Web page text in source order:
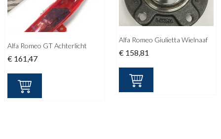
Alfa Romeo GT Achterlicht
€ 161,47
Alfa Romeo Giulietta Wielnaaf
€ 158,81